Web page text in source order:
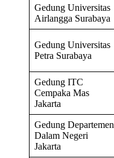
Gedung Universitas
Airlangga Surabaya
Gedung Universitas
Petra Surabaya
Gedung ITC
Cempaka Mas
Jakarta
Gedung Departemen
Dalam Negeri
Jakarta